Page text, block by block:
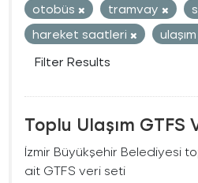
otobüs
tramvay
hareket saatleri
ulaşım
Filter Results
Toplu Ulaşım GTFS
İzmir Büyükşehir Belediyesi
ait GTFS veri seti